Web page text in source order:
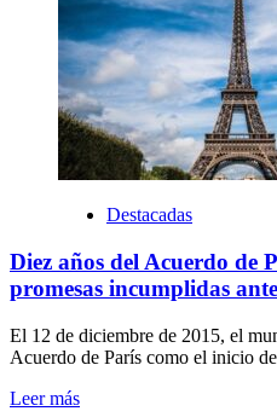
Destacadas
Diez años del Acuerdo de
promesas incumplidas
El 12 de diciembre de 2015, el
Acuerdo de París como el inicio
Leer más